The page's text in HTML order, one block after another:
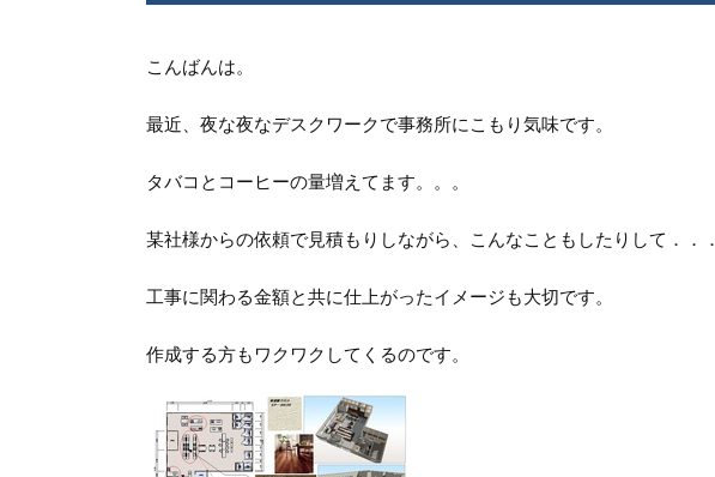
こんばんは。
最近、夜な夜なデスクワークで事務所にこもり気味です。
タバコとコーヒーの量増えてます。。。
某社様からの依頼で見積もりしながら、こんなこともしたりして．．．
工事に関わる金額と共に仕上がったイメージも大切です。
作成する方もワクワクしてくるのです。